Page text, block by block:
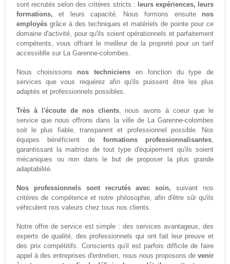
sont recrutés selon des critères stricts : leurs expériences, leurs
formations, et leurs capacité. Nous formons ensuite nos
employésgrâce à des techniques et matériels de pointe pour ce
domaine d'activité, pour qu'ils soient opérationnels et parfaitement
compétents, vous offrant le meilleur de la propreté pour un tarif
accessiblle sur La Garenne-colombes.
Nous choisissons nos techniciens en fonction du type de
services que vous requérez afin qu'ils puissent être les plus
adaptés et professionnels possibles.
Très à l'écoute de nos clients, nous avons à coeur que le
service que nous offrons dans la ville de La Garenne-colombes
soit le plus fiable, transparent et professionnel possible. Nos
équipes bénéficient de formations professionnalisantes,
garantissant la maitrise de tout type d'équipement qu'ils soient
mécaniques ou non dans le but de proposer la plus grande
adaptabilité.
Nos professionnels sont recrutés avec soin, suivant nos
critères de compétence et notre philosophie, afin d'être sûr qu'ils
véhiculent nos valeurs chez tous nos clients.
Notre offre de service est simple : des services avantageux, des
experts de qualité, des professionnels qui ont fait leur preuve et
des prix compétitifs. Conscients qu'il est parfois difficile de faire
appel à des entreprises d'entretien, nous nous proposons devenir